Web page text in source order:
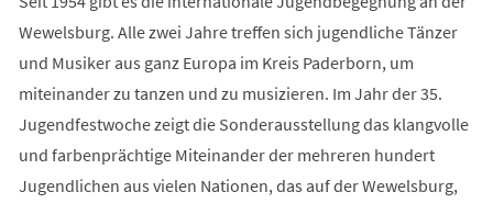
Wewelsburg. Alle zwei Jahre treffen sich jugendliche Tänzer
und Musiker aus ganz Europa im Kreis Paderborn, um
miteinander zu tanzen und zu musizieren. Im Jahr der 35.
Jugendfestwoche zeigt die Sonderausstellung das klangvolle
und farbenprächtige Miteinander der mehreren hundert
Jugendlichen aus vielen Nationen, das auf der Wewelsburg,